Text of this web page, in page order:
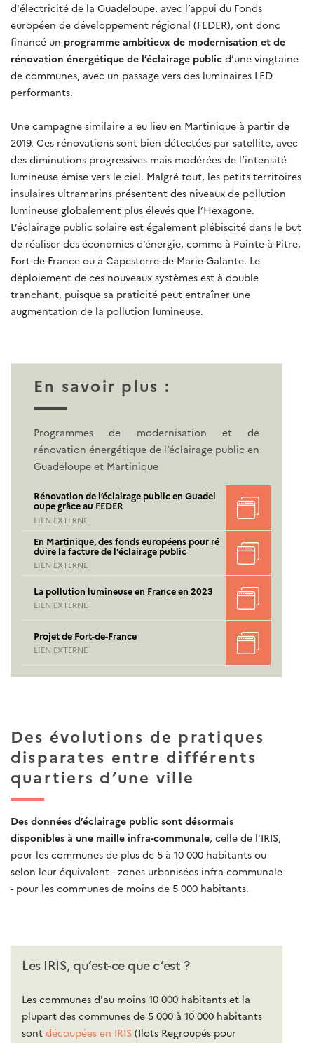
d'électricité de la Guadeloupe, avec l’appui du Fonds
européen de développement régional (FEDER), ont donc
financé un programme ambitieux de modernisation et de
rénovation énergétique de l’éclairage public d’une vingtaine
de communes, avec un passage vers des luminaires LED
performants.
Une campagne similaire a eu lieu en Martinique à partir de
2019. Ces rénovations sont bien détectées par satellite, avec
des diminutions progressives mais modérées de l’intensité
lumineuse émise vers le ciel. Malgré tout, les petits territoires
insulaires ultramarins présentent des niveaux de pollution
lumineuse globalement plus élevés que l’Hexagone.
L’éclairage public solaire est également plébiscité dans le but
de réaliser des économies d’énergie, comme à Pointe-à-Pitre,
Fort-de-France ou à Capesterre-de-Marie-Galante. Le
déploiement de ces nouveaux systèmes est à double
tranchant, puisque sa praticité peut entraîner une
augmentation de la pollution lumineuse.
En savoir plus :
Programmes de modernisation et de
rénovation énergétique de l’éclairage public en
Guadeloupe et Martinique
Rénovation de l’éclairage public en Guadel
oupe grâce au FEDER
LIEN EXTERNE
En Martinique, des fonds européens pour ré
duire la facture de l'éclairage public
LIEN EXTERNE
La pollution lumineuse en France en 2023
LIEN EXTERNE
Projet de Fort-de-France
LIEN EXTERNE
Des évolutions de pratiques
disparates entre différents
quartiers d’une ville
Des données d’éclairage public sont désormais
disponibles à une maille infra-communale, celle de l’IRIS,
pour les communes de plus de 5 à 10 000 habitants ou
selon leur équivalent - zones urbanisées infra-communale
- pour les communes de moins de 5 000 habitants.
Les IRIS, qu’est-ce que c’est ?
Les communes d'au moins 10 000 habitants et la
plupart des communes de 5 000 à 10 000 habitants
sont découpées en IRIS (Ilots Regroupés pour